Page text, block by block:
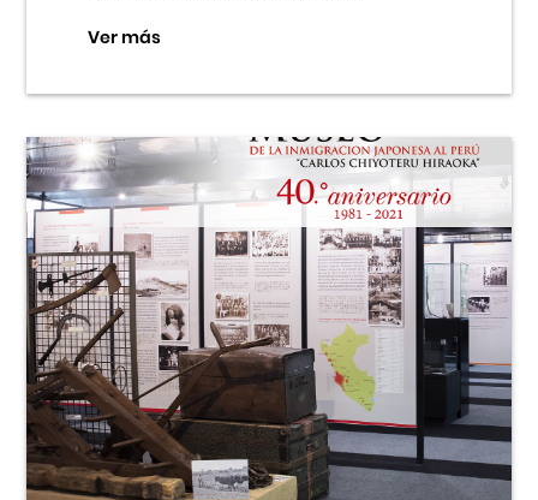
Ver más